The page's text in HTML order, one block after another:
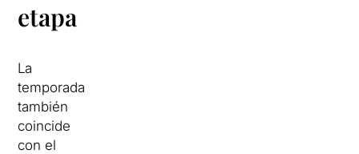
etapa
La
temporada
también
coincide
con el